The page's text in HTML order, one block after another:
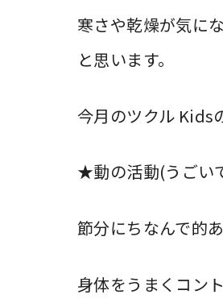
寒さや乾燥が気に
と思います。
今月のツクル Kids
★動の活動(うごい
節分にちなんで的
身体をうまくコン